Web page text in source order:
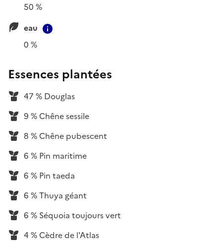
50 %
eau
0 %
Essences plantées
47 % Douglas
9 % Chêne sessile
8 % Chêne pubescent
6 % Pin maritime
6 % Pin taeda
6 % Thuya géant
6 % Séquoia toujours vert
4 % Cèdre de l'Atlas